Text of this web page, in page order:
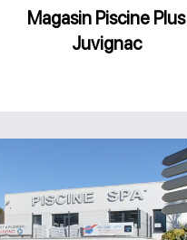
Magasin Piscine Plus
Juvignac
Magasin
AGR
Piscine